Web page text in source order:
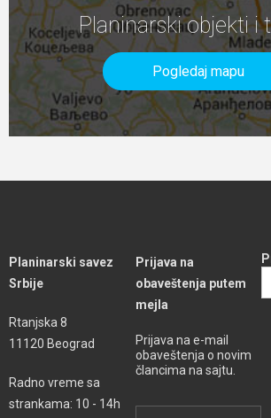
Planinarski objekti i
Pogledaj mapu
Planinarski savez
Srbije
Rtanjska 8
11120 Beograd
Radno vreme sa
strankama: 10 - 14h
Prijava na
obaveštenja putem
mejla
Prijava na e-mail
obaveštenja o novim
člancima na sajtu.